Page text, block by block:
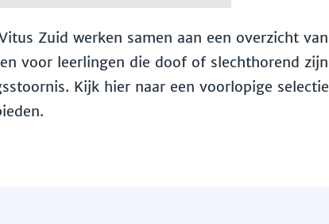
Zuid werken samen aan een overzicht van
voor leerlingen die doof of slechthorend zijn
Kijk hier naar een voorlopige selectie